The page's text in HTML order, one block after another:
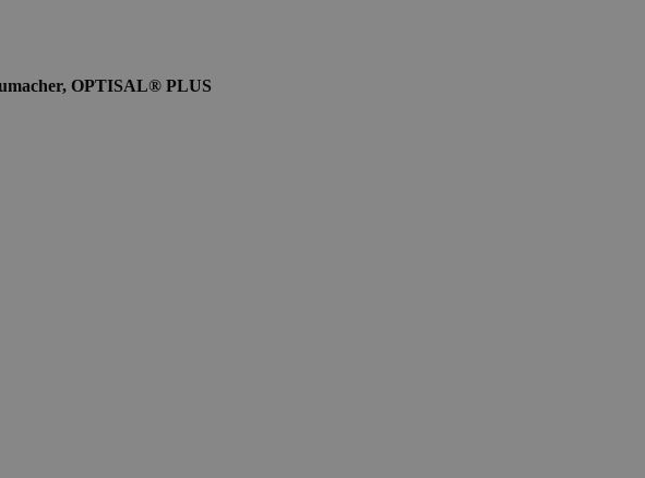
OPTISAL® PLUS